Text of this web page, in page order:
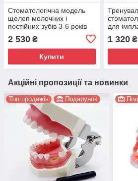
Стоматологічна модель
щелеп молочних і
постійних зубів 3-6 років
2 530 ₴
Купити
для
1 320₴
Акційні пропозиції та новинки
Топ продажів Подарунок